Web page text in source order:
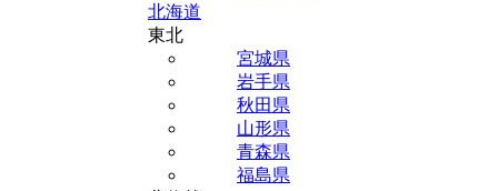
北海道
東北
宮城県
岩手県
秋田県
山形県
青森県
福島県